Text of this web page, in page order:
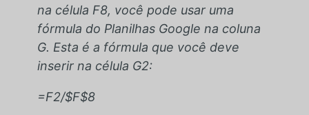
na célula F8, você pode usar uma
fórmula do Planilhas Google na coluna
G. Esta é a fórmula que você deve
inserir na célula G2:
=F2/$F$8